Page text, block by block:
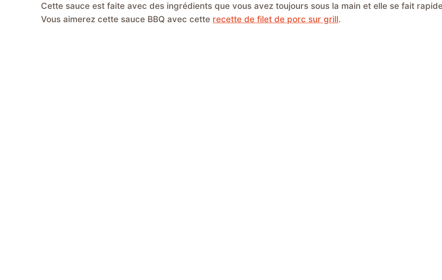
Cette sauce est faite avec des ingrédients que vous avez toujours sous la main et elle se fait
Vous aimerez cette sauce BBQ avec cette recette de filet de porc sur grill.